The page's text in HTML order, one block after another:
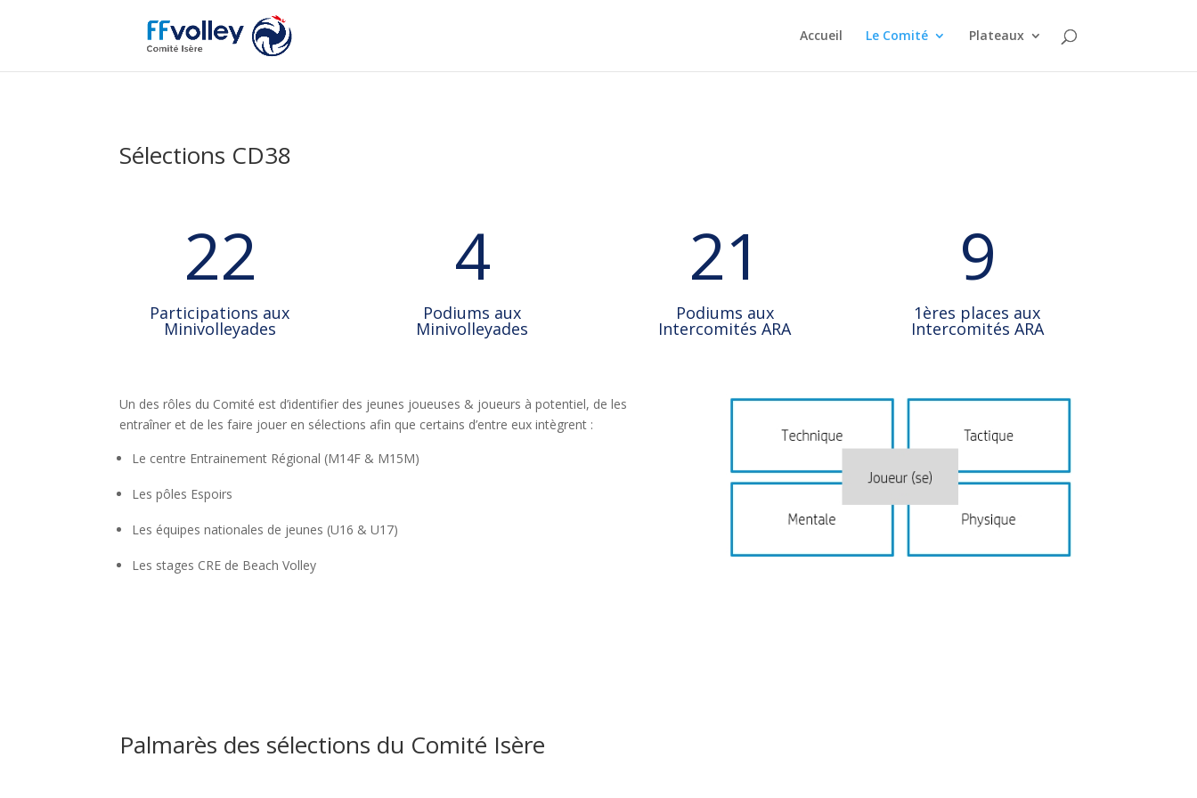
Accueil Le Comité Plateaux
Sélections CD38
22
Participations aux
Minivolleyades
4
Podiums aux
Minivolleyades
21
Podiums aux
Intercomités ARA
9
1ères places aux
Intercomités ARA
Un des rôles du Comité est d’identifier des jeunes joueuses & joueurs à potentiel, de les
entraîner et de les faire jouer en sélections afin que certains d’entre eux intègrent :
Le centre Entrainement Régional (M14F & M15M)
Les pôles Espoirs
Les équipes nationales de jeunes (U16 & U17)
Les stages CRE de Beach Volley
Palmarès des sélections du Comité Isère